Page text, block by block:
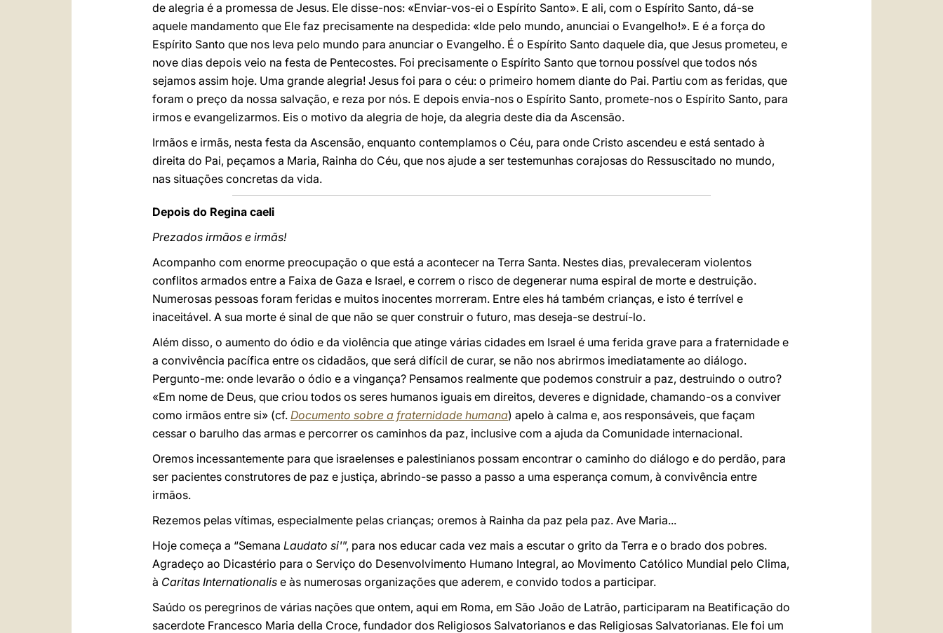
de alegria é a promessa de Jesus. Ele disse-nos: «Enviar-vos-ei o Espírito Santo». E ali, com o Espírito Santo, dá-se
aquele mandamento que Ele faz precisamente na despedida: «Ide pelo mundo, anunciai o Evangelho!». E é a força do
Espírito Santo que nos leva pelo mundo para anunciar o Evangelho. É o Espírito Santo daquele dia, que Jesus prometeu, e
nove dias depois veio na festa de Pentecostes. Foi precisamente o Espírito Santo que tornou possível que todos nós
sejamos assim hoje. Uma grande alegria! Jesus foi para o céu: o primeiro homem diante do Pai. Partiu com as feridas, que
foram o preço da nossa salvação, e reza por nós. E depois envia-nos o Espírito Santo, promete-nos o Espírito Santo, para
irmos e evangelizarmos. Eis o motivo da alegria de hoje, da alegria deste dia da Ascensão.
Irmãos e irmãs, nesta festa da Ascensão, enquanto contemplamos o Céu, para onde Cristo ascendeu e está sentado à
direita do Pai, peçamos a Maria, Rainha do Céu, que nos ajude a ser testemunhas corajosas do Ressuscitado no mundo,
nas situações concretas da vida.
Depois do Regina caeli
Prezados irmãos e irmãs!
Acompanho com enorme preocupação o que está a acontecer na Terra Santa. Nestes dias, prevaleceram violentos
conflitos armados entre a Faixa de Gaza e Israel, e correm o risco de degenerar numa espiral de morte e destruição.
Numerosas pessoas foram feridas e muitos inocentes morreram. Entre eles há também crianças, e isto é terrível e
inaceitável. A sua morte é sinal de que não se quer construir o futuro, mas deseja-se destruí-lo.
Além disso, o aumento do ódio e da violência que atinge várias cidades em Israel é uma ferida grave para a fraternidade e
a convivência pacífica entre os cidadãos, que será difícil de curar, se não nos abrirmos imediatamente ao diálogo.
Pergunto-me: onde levarão o ódio e a vingança? Pensamos realmente que podemos construir a paz, destruindo o outro?
«Em nome de Deus, que criou todos os seres humanos iguais em direitos, deveres e dignidade, chamando-os a conviver
como irmãos entre si» (cf. Documento sobre a fraternidade humana) apelo à calma e, aos responsáveis, que façam
cessar o barulho das armas e percorrer os caminhos da paz, inclusive com a ajuda da Comunidade internacional.
Oremos incessantemente para que israelenses e palestinianos possam encontrar o caminho do diálogo e do perdão, para
ser pacientes construtores de paz e justiça, abrindo-se passo a passo a uma esperança comum, à convivência entre
irmãos.
Rezemos pelas vítimas, especialmente pelas crianças; oremos à Rainha da paz pela paz. Ave Maria...
Hoje começa a “Semana Laudato si'”, para nos educar cada vez mais a escutar o grito da Terra e o brado dos pobres.
Agradeço ao Dicastério para o Serviço do Desenvolvimento Humano Integral, ao Movimento Católico Mundial pelo Clima,
à Caritas Internationalis e às numerosas organizações que aderem, e convido todos a participar.
Saúdo os peregrinos de várias nações que ontem, aqui em Roma, em São João de Latrão, participaram na Beatificação do
sacerdote Francesco Maria della Croce, fundador dos Religiosos Salvatorianos e das Religiosas Salvatorianas. Ele foi um